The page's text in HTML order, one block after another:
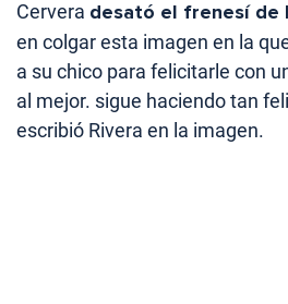
Cervera desató el frenesí de
en colgar esta imagen en la
a su chico para felicitarle con
al mejor. sigue haciendo tan
escribió Rivera en la imagen.